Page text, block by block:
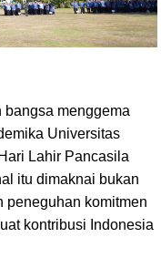
menggema
Universitas
Lahir Pancasila
itu dimaknai bukan
peneguhan komitmen
kontribusi Indonesia